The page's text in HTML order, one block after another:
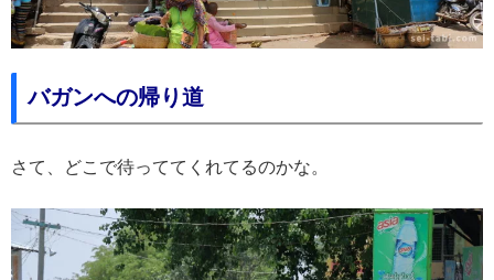
バガンへの帰り道
さて、どこで待っててくれてるのかな。